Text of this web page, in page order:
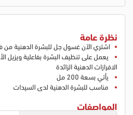
نظرة عامة
اشتري الآن غسول جل للبشرة الدهنية
يعمل على تنظيف البشرة بفاعلية ويزيل
الافرازات الدهنية الزائدة
يأتي بسعة 200 مل
مناسب للبشرة الدهنية لدى السيدات
المواصفات